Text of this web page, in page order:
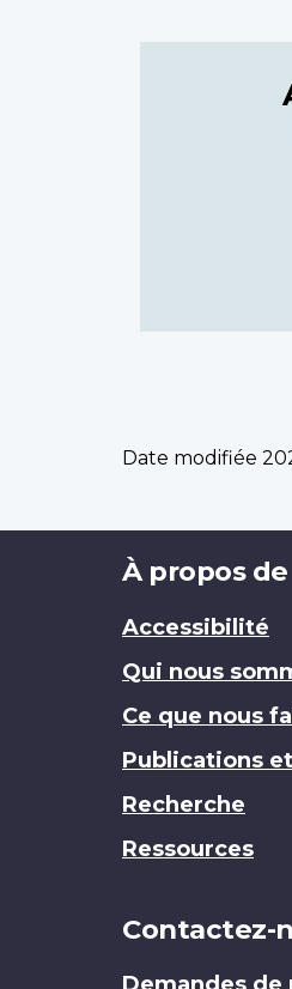
Date modifiée
Brand
À propos
Accessibilité
Qui nous
Ce que nous
Publications
Recherche
Ressources
Contactez-